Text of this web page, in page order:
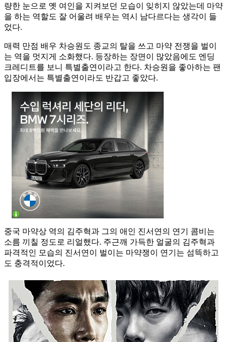
량한 눈으로 옛 여인을 지켜보던 모습이 잊히지 않았는데 마약
을 하는 역할도 잘 어울려 배우는 역시 남다르다는 생각이 들
었다.
매력 만점 배우 차승원도 종교의 탈을 쓰고 마약 전쟁을 벌이
는 역을 멋지게 소화했다. 등장하는 장면이 많았음에도 엔딩
크레디트를 보니 특별출연이라고 한다. 차승원을 좋아하는 팬
입장에서는 특별출연이라도 반갑고 좋았다.
중국 마약상 역의 김주혁과 그의 애인 진서연의 연기 콤비는
소름 끼칠 정도로 리얼했다. 주근깨 가득한 얼굴의 김주혁과
파격적인 모습의 진서연이 벌이는 마약쟁이 연기는 섬뜩하고
도 충격적이었다.